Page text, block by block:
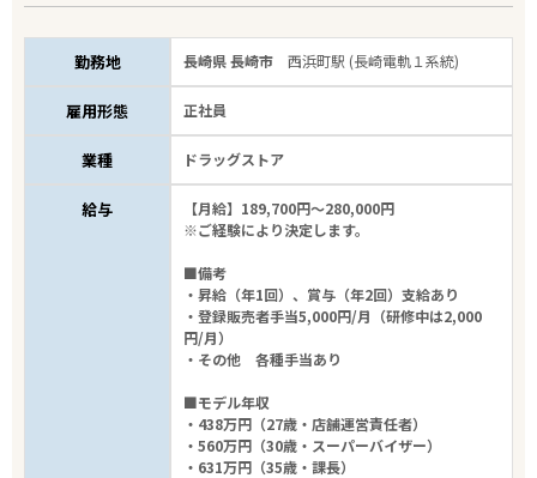
勤務地 長崎県 長崎市西浜町駅 (長崎電軌１系統)
雇用形態 正社員
業種 ドラッグストア
給与
【月給】189,700円～280,000円
※ご経験により決定します。
■備考
・昇給（年1回）、賞与（年2回）支給あり
・登録販売者手当5,000円/月（研修中は2,000
円/月）
・その他 各種手当あり
■モデル年収
・438万円（27歳・店舗運営責任者）
・560万円（30歳・スーパーバイザー）
・631万円（35歳・課長）